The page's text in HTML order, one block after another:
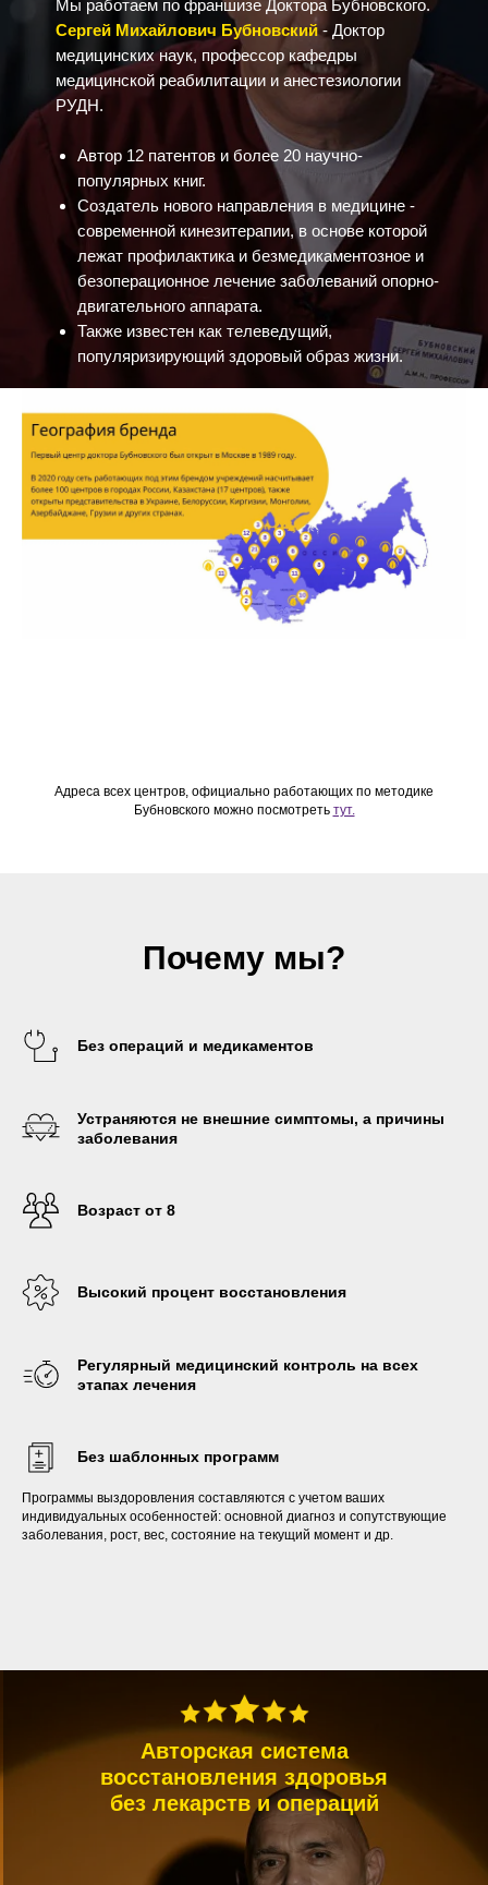
Мы работаем по франшизе Доктора Бубновского.
Сергей Михайлович Бубновский- Доктор
медицинских наук, профессор кафедры
медицинской реабилитации и анестезиологии
РУДН.
Автор 12 патентов и более 20 научно-
популярных книг.
Создатель нового направления в медицине -
современной кинезитерапии, в основе которой
лежат профилактика и безмедикаментозное и
безоперационное лечение заболеваний опорно-
двигательного аппарата.
Также известен как телеведущий,
популяризирующий здоровый образ жизни.
Адреса всех центров, официально работающих по методике
Бубновского можно посмотреть тут.
Почему мы?
Без операций и медикаментов
Устраняются не внешние симптомы, а причины
заболевания
Возраст от 8
Высокий процент восстановления
Регулярный медицинский контроль на всех
этапах лечения
Без шаблонных программ
Программы выздоровления составляются с учетом ваших
индивидуальных особенностей: основной диагноз и сопутствующие
заболевания, рост, вес, состояние на текущий момент и др.
Авторская система
восстановления здоровья
без лекарств и операций